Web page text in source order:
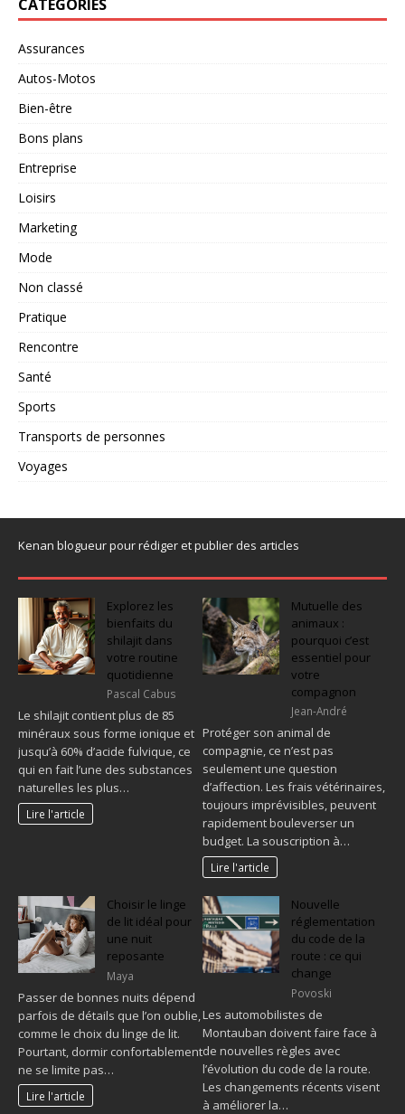
CATÉGORIES
Assurances
Autos-Motos
Bien-être
Bons plans
Entreprise
Loisirs
Marketing
Mode
Non classé
Pratique
Rencontre
Santé
Sports
Transports de personnes
Voyages
Kenan blogueur pour rédiger et publier des articles
Explorez les
bienfaits du
shilajit dans
votre routine
quotidienne
Pascal Cabus
Le shilajit contient plus de 85
minéraux sous forme ionique et
jusqu’à 60% d’acide fulvique, ce
qui en fait l’une des substances
naturelles les plus…
Lire l'article
Mutuelle des
animaux :
pourquoi c’est
essentiel pour
votre
compagnon
Jean-André
Protéger son animal de
compagnie, ce n’est pas
seulement une question
d’affection. Les frais vétérinaires,
toujours imprévisibles, peuvent
rapidement bouleverser un
budget. La souscription à…
Lire l'article
Choisir le linge
de lit idéal pour
une nuit
reposante
Maya
Passer de bonnes nuits dépend
parfois de détails que l’on oublie,
comme le choix du linge de lit.
Pourtant, dormir confortablement
ne se limite pas…
Lire l'article
Nouvelle
réglementation
du code de la
route : ce qui
change
Povoski
Les automobilistes de
Montauban doivent faire face à
de nouvelles règles avec
l’évolution du code de la route.
Les changements récents visent
à améliorer la…